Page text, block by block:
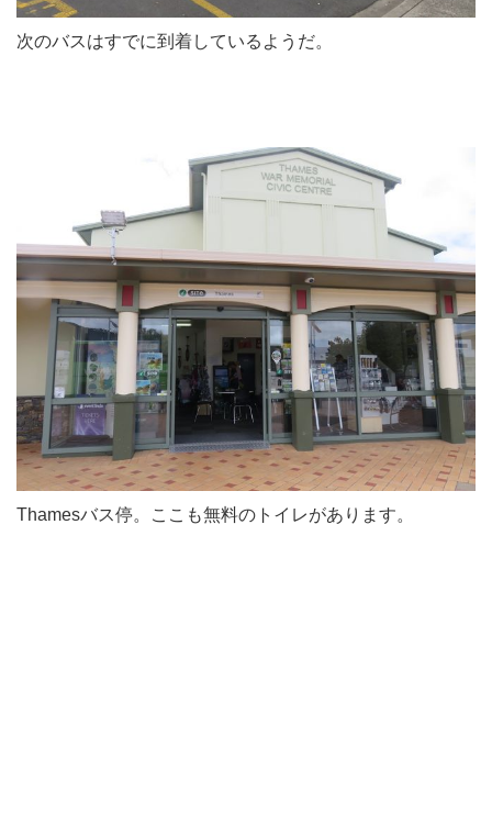
次のバスはすでに到着しているようだ。
Thamesバス停。ここも無料のトイレがあります。